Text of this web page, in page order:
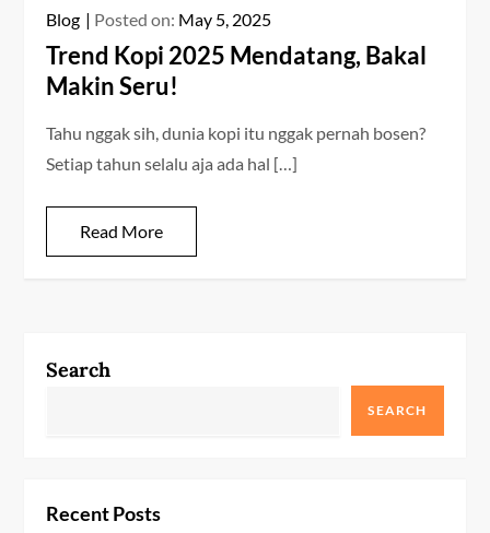
Blog Posted on: May 5, 2025
Trend Kopi 2025 Mendatang, Bakal
Makin Seru!
Tahu nggak sih, dunia kopi itu nggak pernah bosen?
Setiap tahun selalu aja ada hal […]
Read More
Search
SEARCH
Recent Posts